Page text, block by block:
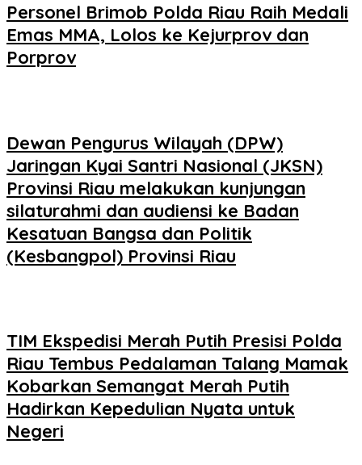
Personel Brimob Polda Riau Raih Medali
Emas MMA, Lolos ke Kejurprov dan
Porprov
Dewan Pengurus Wilayah (DPW)
Jaringan Kyai Santri Nasional (JKSN)
Provinsi Riau melakukan kunjungan
silaturahmi dan audiensi ke Badan
Kesatuan Bangsa dan Politik
(Kesbangpol) Provinsi Riau
TIM Ekspedisi Merah Putih Presisi Polda
Riau Tembus Pedalaman Talang Mamak
Kobarkan Semangat Merah Putih
Hadirkan Kepedulian Nyata untuk
Negeri